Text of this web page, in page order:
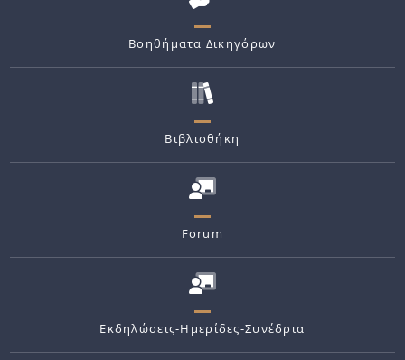
Βοηθήματα Δικηγόρων
Βιβλιοθήκη
Forum
Εκδηλώσεις-Ημερίδες-Συνέδρια